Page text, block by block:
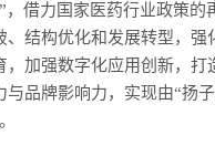
，借力国家医药行业政策的
、结构优化和发展转型，强
，加强数字化应用创新，打
与品牌影响力，实现由“扬